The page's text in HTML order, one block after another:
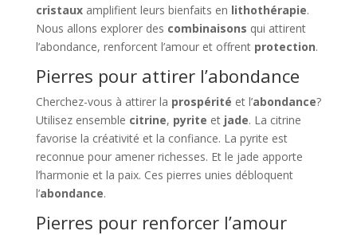
cristauxamplifient leurs bienfaits en lithothérapie.
Nous allons explorer des combinaisons qui attirent
l’abondance, renforcent l’amour et offrent protection.
Pierres pour attirer l’abondance
Cherchez-vous à attirer la prospérité et l’abondance?
Utilisez ensemble citrine, pyrite et jade. La citrine
favorise la créativité et la confiance. La pyrite est
reconnue pour amener richesses. Et le jade apporte
l’harmonie et la paix. Ces pierres unies débloquent
l’abondance.
Pierres pour renforcer l’amour